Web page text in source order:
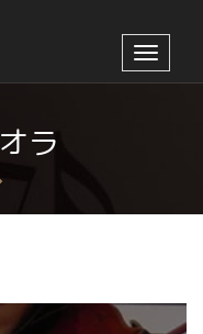
Toggle
ラ